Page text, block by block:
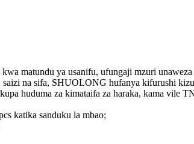
matundu ya usanifu, ufungaji mzuri
saizi na sifa, SHUOLONG hufanya kifurushi
huduma za kimataifa za haraka, kama vile
katika sanduku la mbao;